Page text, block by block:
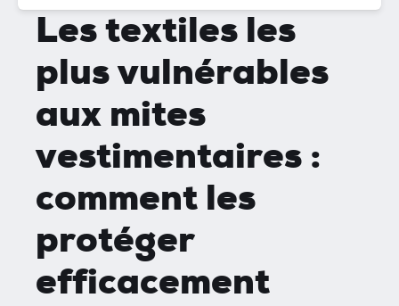
Les textiles les
plus vulnérables
aux mites
vestimentaires :
comment les
protéger
efficacement